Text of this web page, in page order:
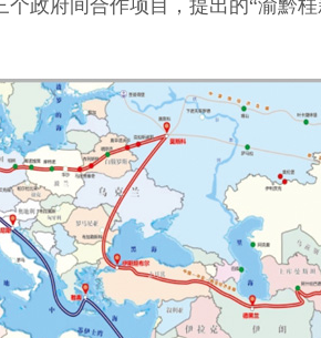
府间合作项目，提出的“渝黔桂